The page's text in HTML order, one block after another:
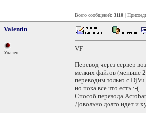
Всего сообщений: 3110 |
Valentin
Удален
VF
Перевод через сервер
мелких файлов (меньше
переводим только с
но пока все что есть :-(
Способ перевода
Довольно долго идет и